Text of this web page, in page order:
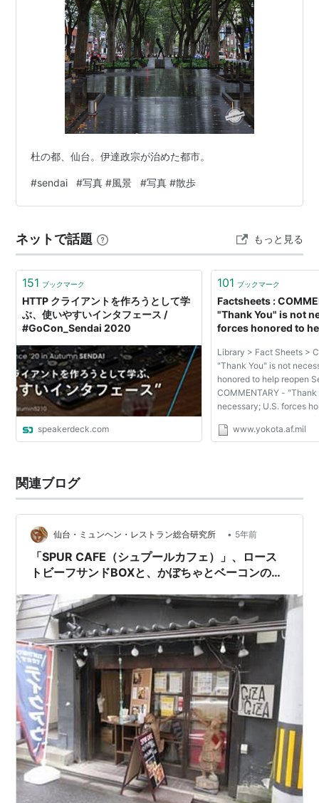
杜の都、仙台。伊達政宗が治めた都市。
#sendai #写真 #風景 #写真 #散歩
ネットで話題 もっと見る
151 ブックマーク
HTTP クライアントを作ろうとして学
ぶ、使いやすいインタフェース /
#GoCon_Sendai 2020
speakerdeck.com
101 ブックマーク
Factsheets :
"Thank You" is not
forces honored to
Library > Fact Sheets >
"Thank You" is not
honored to help reopen
COMMENTARY -
necessary; U.S. forces
Fact Sheet ４月３日、仙
www.yokota.af.mil
関連ブログ
仙台・ミュンヘン・レストラン総合研究所 • 5年前
「SPUR CAFE（シュプールカフェ）」、ロース
トビーフサンドBOXと、かぼちゃとベーコンのキ